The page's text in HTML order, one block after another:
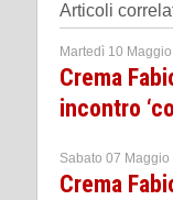
Articoli
Martedì 10
Crema
incontro
Sabato 07 Maggio
Crema